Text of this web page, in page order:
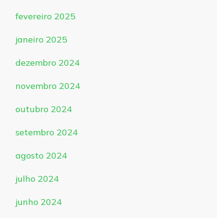
fevereiro 2025
janeiro 2025
dezembro 2024
novembro 2024
outubro 2024
setembro 2024
agosto 2024
julho 2024
junho 2024